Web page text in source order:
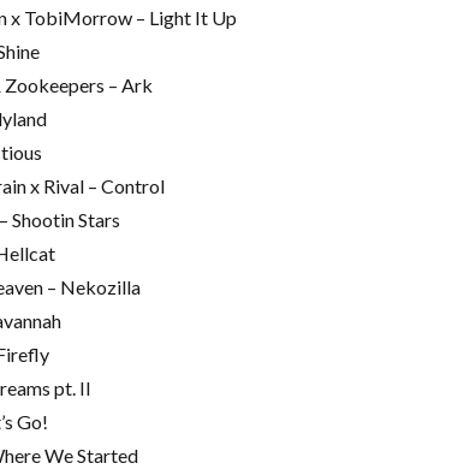
x TobiMorrow – Light It Up
Zookeepers – Ark
x Rival – Control
Shootin Stars
– Nekozilla
pt. II
Go!
We Started